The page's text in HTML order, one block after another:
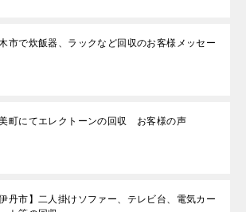
市で炊飯器、ラックなど回収のお客様メッセー
町にてエレクトーンの回収 お客様の声
伊丹市】二人掛けソファー、テレビ台、電気カー